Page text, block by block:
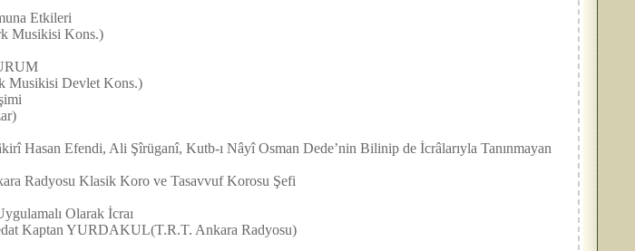
Etkileri
Kons.)
Devlet Kons.)
Efendi, Ali Şîrüganî, Kutb-ı Nâyî Osman Dede’nin Bilinip de İcrâlarıyla Tanınmayan
Klasik Koro ve Tasavvuf Korosu Şefi
Olarak İcraı
Ankara Radyosu)